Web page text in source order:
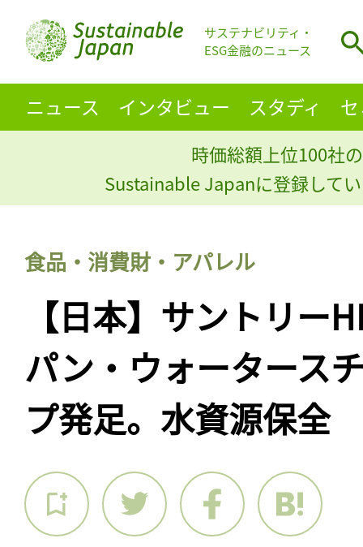
サステナビリティ・
ESG金融のニュース
ニュース インタビュー スタディ
時価総額上位100社
Sustainable Japanに登録して
食品・消費財・アパレル
【日本】サントリー
パン・ウォータース
プ発足。水資源保全